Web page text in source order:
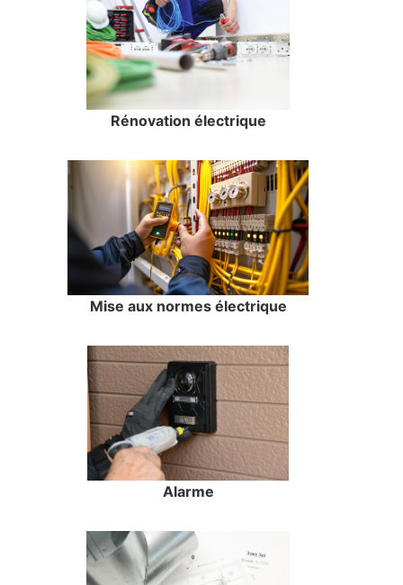
Rénovation électrique
Mise aux normes électrique
Alarme